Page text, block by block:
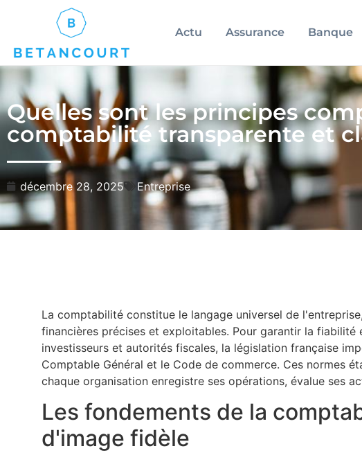
Actu Assurance Banque
Quelles sont les principes
comptabilité transparente et
décembre 28, 2025 Entreprise
La comptabilité constitue le langage universel de
financières précises et exploitables. Pour garantir la
investisseurs et autorités fiscales, la législation française
Comptable Général et le Code de commerce. Ces normes
chaque organisation enregistre ses opérations, évalue ses
Les fondements de la
d'image fidèle